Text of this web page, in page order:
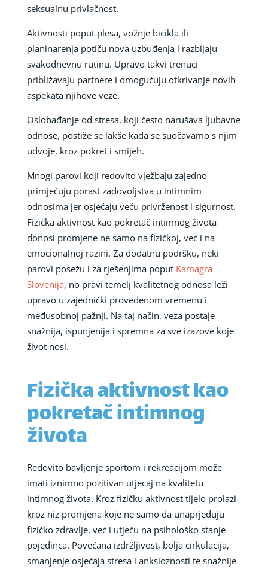
seksualnu privlačnost.
Aktivnosti poput plesa, vožnje bicikla ili
planinarenja potiču nova uzbuđenja i razbijaju
svakodnevnu rutinu. Upravo takvi trenuci
približavaju partnere i omogućuju otkrivanje novih
aspekata njihove veze.
Oslobađanje od stresa, koji često narušava ljubavne
odnose, postiže se lakše kada se suočavamo s njim
udvoje, kroz pokret i smijeh.
Mnogi parovi koji redovito vježbaju zajedno
primjećuju porast zadovoljstva u intimnim
odnosima jer osjećaju veću privrženost i sigurnost.
Fizička aktivnost kao pokretač intimnog života
donosi promjene ne samo na fizičkoj, već i na
emocionalnoj razini. Za dodatnu podršku, neki
parovi posežu i za rješenjima poput Kamagra
Slovenija, no pravi temelj kvalitetnog odnosa leži
upravo u zajednički provedenom vremenu i
međusobnoj pažnji. Na taj način, veza postaje
snažnija, ispunjenija i spremna za sve izazove koje
život nosi.
Fizička aktivnost kao
pokretač intimnog
života
Redovito bavljenje sportom i rekreacijom može
imati iznimno pozitivan utjecaj na kvalitetu
intimnog života. Kroz fizičku aktivnost tijelo prolazi
kroz niz promjena koje ne samo da unaprjeđuju
fizičko zdravlje, već i utječu na psihološko stanje
pojedinca. Povećana izdržljivost, bolja cirkulacija,
smanjenje osjećaja stresa i anksioznosti te snažnije